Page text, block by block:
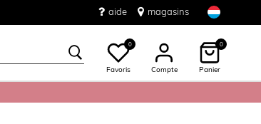
aide magasins
0
Favoris Compte
0
Panier